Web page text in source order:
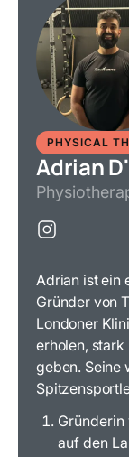
PHYSICAL
Adrian
Adrian ist ein
Gründer von
Londoner
erholen, stark
geben. Seine
Gründerin
auf den